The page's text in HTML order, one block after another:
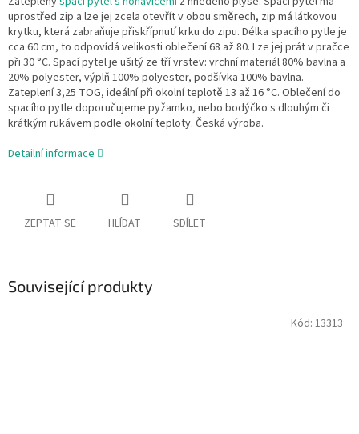
uprostřed zip a lze jej zcela otevřít v obou směrech, zip má látkovou
krytku, která zabraňuje přiskřípnutí krku do zipu. Délka spacího pytle je
cca 60 cm, to odpovídá velikosti oblečení 68 až 80. Lze jej prát v pračce
při 30 °C. Spací pytel je ušitý ze tří vrstev: vrchní materiál 80% bavlna a
20% polyester, výplň 100% polyester, podšívka 100% bavlna.
Zateplení 3,25 TOG, ideální při okolní teplotě 13 až 16 °C. Oblečení do
spacího pytle doporučujeme pyžamko, nebo bodýčko s dlouhým či
krátkým rukávem podle okolní teploty. Česká výroba.
Detailní informace
ZEPTAT SE HLÍDAT SDÍLET
Související produkty
Kód: 13313